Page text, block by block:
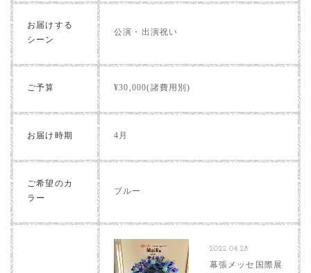
お届けする
シーン
公演・出演祝い
ご予算 ¥30,000(諸費用別)
お届け時期 4月
ご希望のカ
ラー
ブルー
2022.04.28
幕張メッセ国際展